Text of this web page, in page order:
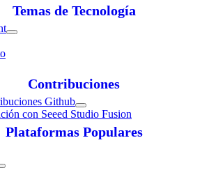
Temas de Tecnología
Contribuciones
Github
con Seeed Studio Fusion
Plataformas Populares